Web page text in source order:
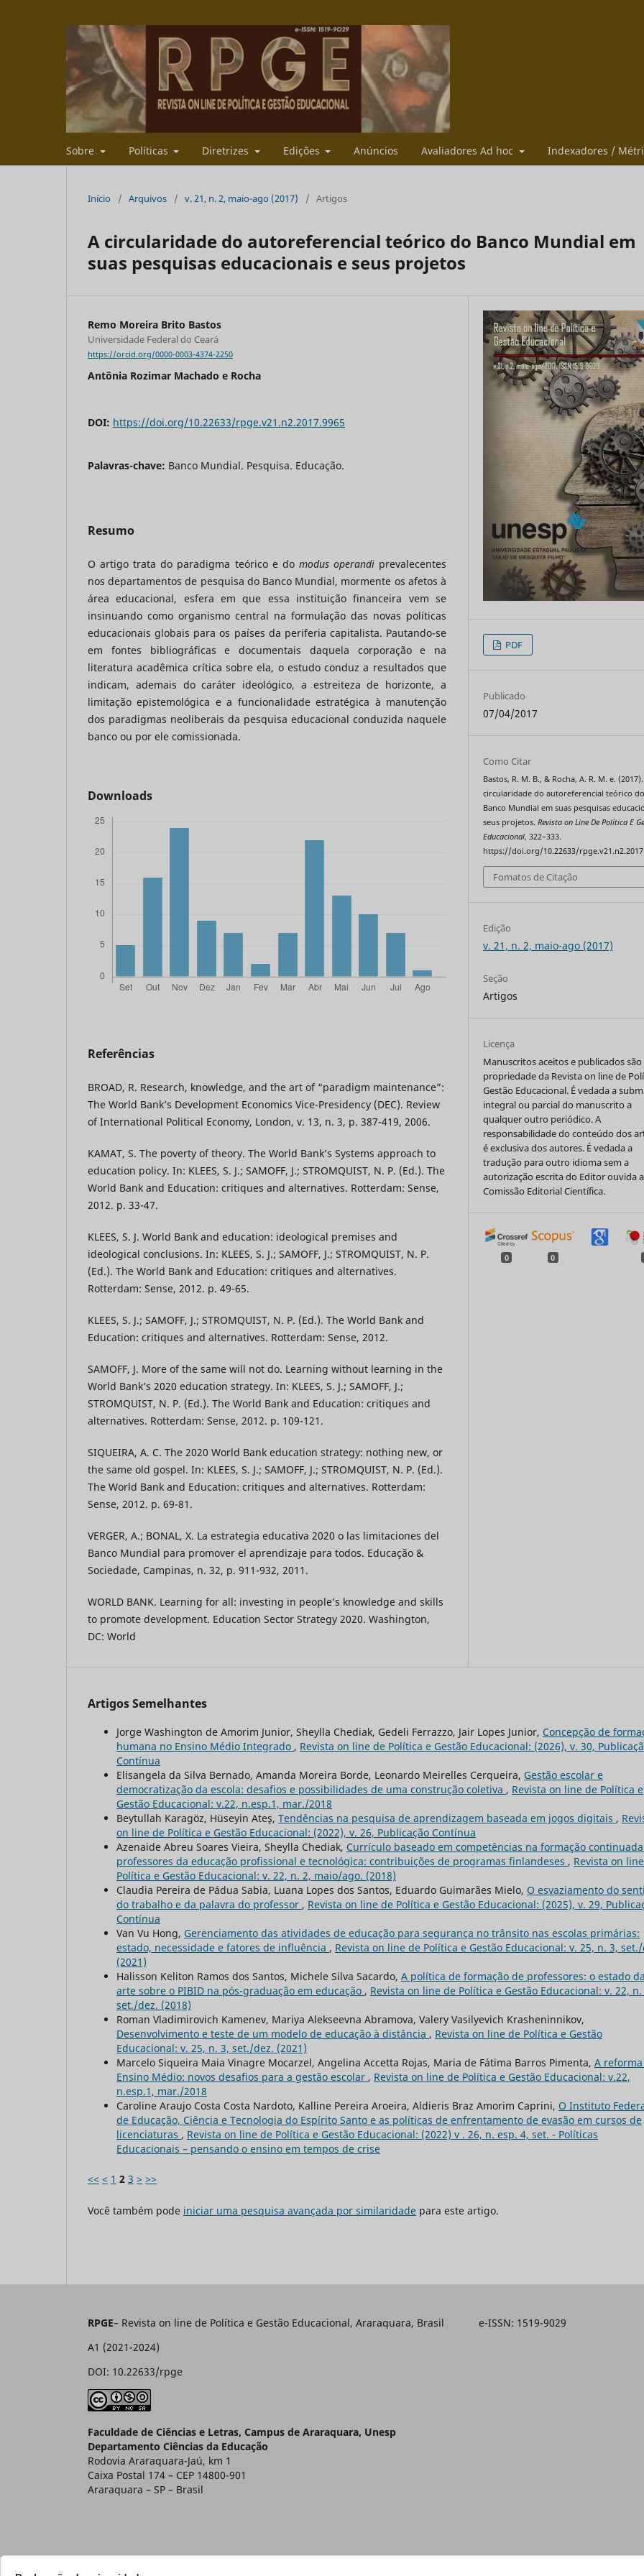
Sobre Políticas Diretrizes Edições Anúncios Avaliadores Ad hoc Indexadores /
Início / Arquivos / v. 21, n. 2, maio-ago (2017) / Artigos
A circularidade do autoreferencial teórico do Banco Mundial em
suas pesquisas educacionais e seus projetos
Remo Moreira Brito Bastos
Universidade Federal do Ceará
https://orcid.org/0000-0003-4374-2250
Antônia Rozimar Machado e Rocha
DOI: https://doi.org/10.22633/rpge.v21.n2.2017.9965
Palavras-chave: Banco Mundial. Pesquisa. Educação.
Resumo
O artigo trata do paradigma teórico e do modus operandiprevalecentes
nos departamentos de pesquisa do Banco Mundial, mormente os afetos à
área educacional, esfera em que essa instituição financeira vem se
insinuando como organismo central na formulação das novas políticas
educacionais globais para os países da periferia capitalista. Pautando-se
em fontes bibliográficas e documentais daquela corporação e na
literatura acadêmica crítica sobre ela, o estudo conduz a resultados que
indicam, ademais do caráter ideológico, a estreiteza de horizonte, a
limitação epistemológica e a funcionalidade estratégica à manutenção
dos paradigmas neoliberais da pesquisa educacional conduzida naquele
banco ou por ele comissionada.
Downloads
Referências
BROAD, R. Research, knowledge, and the art of “paradigm maintenance”:
The World Bank’s Development Economics Vice-Presidency (DEC). Review
of International Political Economy, London, v. 13, n. 3, p. 387-419, 2006.
KAMAT, S. The poverty of theory. The World Bank’s Systems approach to
education policy. In: KLEES, S. J.; SAMOFF, J.; STROMQUIST, N. P. (Ed.). The
World Bank and Education: critiques and alternatives. Rotterdam: Sense,
2012. p. 33-47.
KLEES, S. J. World Bank and education: ideological premises and
ideological conclusions. In: KLEES, S. J.; SAMOFF, J.; STROMQUIST, N. P.
(Ed.). The World Bank and Education: critiques and alternatives.
Rotterdam: Sense, 2012. p. 49-65.
KLEES, S. J.; SAMOFF, J.; STROMQUIST, N. P. (Ed.). The World Bank and
Education: critiques and alternatives. Rotterdam: Sense, 2012.
SAMOFF, J. More of the same will not do. Learning without learning in the
World Bank’s 2020 education strategy. In: KLEES, S. J.; SAMOFF, J.;
STROMQUIST, N. P. (Ed.). The World Bank and Education: critiques and
alternatives. Rotterdam: Sense, 2012. p. 109-121.
SIQUEIRA, A. C. The 2020 World Bank education strategy: nothing new, or
the same old gospel. In: KLEES, S. J.; SAMOFF, J.; STROMQUIST, N. P. (Ed.).
The World Bank and Education: critiques and alternatives. Rotterdam:
Sense, 2012. p. 69-81.
VERGER, A.; BONAL, X. La estrategia educativa 2020 o las limitaciones del
Banco Mundial para promover el aprendizaje para todos. Educação &
Sociedade, Campinas, n. 32, p. 911-932, 2011.
WORLD BANK. Learning for all: investing in people’s knowledge and skills
to promote development. Education Sector Strategy 2020. Washington,
DC: World
PDF
Publicado
07/04/2017
Como Citar
Bastos, R. M. B., & Rocha, A. R. M. e.
circularidade do autoreferencial teórico do
Banco Mundial em suas pesquisas
seus projetos.Revista on Line De Política E
Educacional, 322–333.
https://doi.org/10.22633/
Fomatos de Citação
Edição
v. 21, n. 2, maio-ago (2017)
Seção
Artigos
Licença
Manuscritos aceitos e publicados são
propriedade da Revista on line de
Gestão Educacional. É vedada a
integral ou parcial do manuscrito a
qualquer outro periódico. A
responsabilidade do conteúdo dos
é exclusiva dos autores. É vedada a
tradução para outro idioma sem a
autorização escrita do Editor ouvida a
Comissão Editorial Científica.
0 0
Artigos Semelhantes
Jorge Washington de Amorim Junior, Sheylla Chediak, Gedeli Ferrazzo, Jair Lopes Junior, Concepção de
humana no Ensino Médio Integrado , Revista on line de Política e Gestão Educacional: (2026), v. 30,
Contínua
Elisangela da Silva Bernado, Amanda Moreira Borde, Leonardo Meirelles Cerqueira, Gestão escolar e
democratização da escola: desafios e possibilidades de uma construção coletiva , Revista on line de Política e
Gestão Educacional: v.22, n.esp.1, mar./2018
Beytullah Karagöz, Hüseyin Ateş, Tendências na pesquisa de aprendizagem baseada em jogos digitais ,
on line de Política e Gestão Educacional: (2022), v. 26, Publicação Contínua
Azenaide Abreu Soares Vieira, Sheylla Chediak, Currículo baseado em competências na formação
professores da educação profissional e tecnológica: contribuições de programas finlandeses , Revista on
Política e Gestão Educacional: v. 22, n. 2, maio/ago. (2018)
Claudia Pereira de Pádua Sabia, Luana Lopes dos Santos, Eduardo Guimarães Mielo, O esvaziamento do
do trabalho e da palavra do professor , Revista on line de Política e Gestão Educacional: (2025), v. 29,
Contínua
Van Vu Hong, Gerenciamento das atividades de educação para segurança no trânsito nas escolas primárias:
estado, necessidade e fatores de influência , Revista on line de Política e Gestão Educacional: v. 25, n. 3,
(2021)
Halisson Keliton Ramos dos Santos, Michele Silva Sacardo, A política de formação de professores: o estado da
arte sobre o PIBID na pós-graduação em educação , Revista on line de Política e Gestão Educacional: v. 22, n.
set./dez. (2018)
Roman Vladimirovich Kamenev, Mariya Alekseevna Abramova, Valery Vasilyevich Krasheninnikov,
Desenvolvimento e teste de um modelo de educação à distância , Revista on line de Política e Gestão
Educacional: v. 25, n. 3, set./dez. (2021)
Marcelo Siqueira Maia Vinagre Mocarzel, Angelina Accetta Rojas, Maria de Fátima Barros Pimenta, A
Ensino Médio: novos desafios para a gestão escolar , Revista on line de Política e Gestão Educacional: v.22,
n.esp.1, mar./2018
Caroline Araujo Costa Costa Nardoto, Kalline Pereira Aroeira, Aldieris Braz Amorim Caprini, O Instituto
de Educação, Ciência e Tecnologia do Espírito Santo e as políticas de enfrentamento de evasão em cursos de
licenciaturas , Revista on line de Política e Gestão Educacional: (2022) v . 26, n. esp. 4, set. - Políticas
Educacionais – pensando o ensino em tempos de crise
<< < 1 2 3 > >>
Você também pode iniciar uma pesquisa avançada por similaridade para este artigo.
RPGE– Revista on line de Política e Gestão Educacional, Araraquara, Brasil e-ISSN: 1519-9029
A1 (2021-2024)
DOI: 10.22633/rpge
Faculdade de Ciências e Letras, Campus de Araraquara, Unesp
Departamento Ciências da Educação
Rodovia Araraquara-Jaú, km 1
Caixa Postal 174 – CEP 14800-901
Araraquara – SP – Brasil